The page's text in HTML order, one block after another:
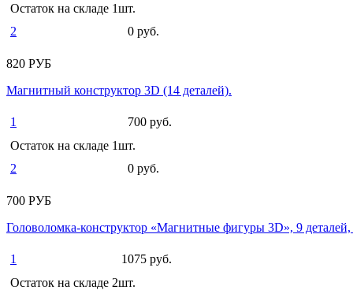
Остаток на складе 1шт.
2
0 руб.
820 РУБ
Магнитный конструктор 3D (14 деталей).
1
700 руб.
Остаток на складе 1шт.
2
0 руб.
700 РУБ
Головоломка-конструктор «Магнитные фигуры 3D», 9 деталей,
1
1075 руб.
Остаток на складе 2шт.